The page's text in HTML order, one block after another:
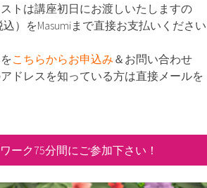
トは講座初日にお渡しいたしますの
）をMasumiまで直接お支払いください
こちらからお申込み ＆お問い合わせ
アドレスを知っている方は直接メールを
ーク75分間にご参加下さい！